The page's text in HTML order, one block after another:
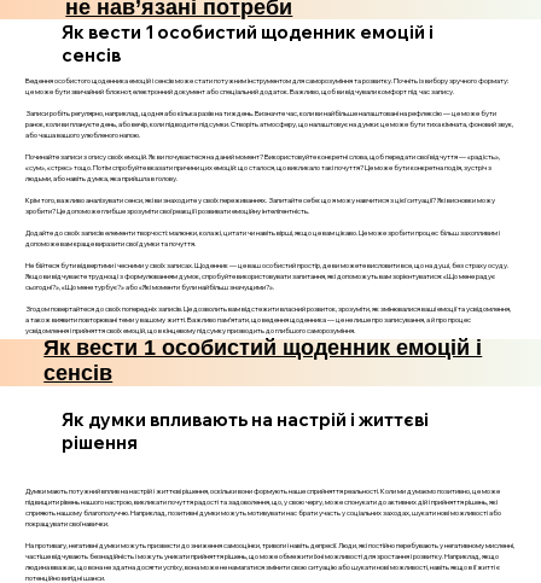
не нав’язані потреби
Як вести 1 особистий щоденник емоцій і
сенсів
Ведення особистого щоденника емоцій і сенсів може стати потужним інструментом для саморозуміння та розвитку. Почніть із вибору зручного формату:
це може бути звичайний блокнот, електронний документ або спеціальний додаток. Важливо, щоб ви відчували комфорт під час запису.
Записи робіть регулярно, наприклад, щодня або кілька разів на тиждень. Визначте час, коли ви найбільше налаштовані на рефлексію — це може бути
ранок, коли ви плануєте день, або вечір, коли підводите підсумки. Створіть атмосферу, що налаштовує на думки: це може бути тиха кімната, фоновий звук,
або чаша вашого улюбленого напою.
Починайте записи з опису своїх емоцій. Як ви почуваєтеся на даний момент? Використовуйте конкретні слова, щоб передати свої відчуття — «радість»,
«сум», «стрес» тощо. Потім спробуйте вказати причини цих емоцій: що сталося, що викликало такі почуття? Це може бути конкретна подія, зустріч з
людьми, або навіть думка, яка прийшла в голову.
Крім того, важливо аналізувати сенси, які ви знаходите у своїх переживаннях. Запитайте себе: що я можу навчитися з цієї ситуації? Які висновки можу
зробити? Це допоможе глибше зрозуміти свої реакції і розвивати емоційну інтелігентність.
Додайте до своїх записів елементи творчості: малюнки, колажі, цитати чи навіть вірші, якщо це вам цікаво. Це може зробити процес більш захопливим і
допоможе вам краще виразити свої думки та почуття.
Не бійтеся бути відвертими і чесними у своїх записах. Щоденник — це ваш особистий простір, де ви можете висловити все, що на душі, без страху осуду.
Якщо ви відчуваєте труднощі з формулюванням думок, спробуйте використовувати запитання, які допоможуть вам зорієнтуватися: «Що мене радує
сьогодні?», «Що мене турбує?» або «Які моменти були найбільш значущими?».
Згодом повертайтеся до своїх попередніх записів. Це дозволить вам відстежити власний розвиток, зрозуміти, як змінювалися ваші емоції та усвідомлення,
а також виявити повторювані теми у вашому житті. Важливо пам’ятати, що ведення щоденника — це не лише про записування, а й про процес
усвідомлення і прийняття своїх емоцій, що в кінцевому підсумку призводить до глибшого саморозуміння.
Як вести 1 особистий щоденник емоцій і
сенсів
Як думки впливають на настрій і життєві
рішення
Думки мають потужний вплив на настрій і життєві рішення, оскільки вони формують наше сприйняття реальності. Коли ми думаємо позитивно, це може
підвищити рівень нашого настрою, викликати почуття радості та задоволення, що, у свою чергу, може спонукати до активних дій і прийняття рішень, які
сприяють нашому благополуччю. Наприклад, позитивні думки можуть мотивувати нас брати участь у соціальних заходах, шукати нові можливості або
покращувати свої навички.
На противагу, негативні думки можуть призвести до зниження самооцінки, тривоги і навіть депресії. Люди, які постійно перебувають у негативному мисленні,
частіше відчувають безнадійність і можуть уникати прийняття рішень, що може обмежити їхні можливості для зростання і розвитку. Наприклад, якщо
людина вважає, що вона не здатна досягти успіху, вона може не намагатися змінити свою ситуацію або шукати нові можливості, навіть якщо в її житті є
потенційно вигідні шанси.